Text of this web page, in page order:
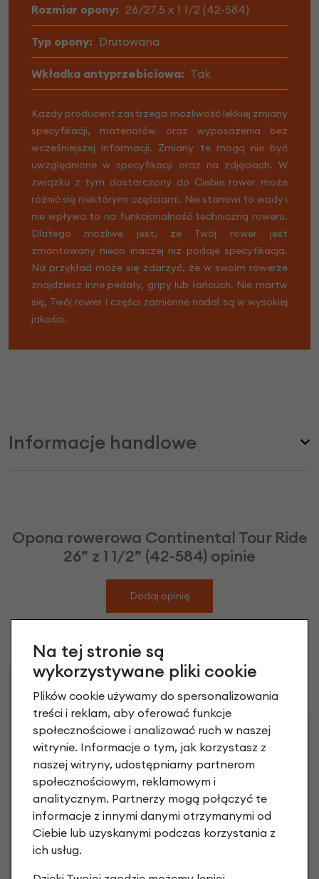
Rozmiar opony: 26/27.5 x 1 1/2 (42-584)
Typ opony: Drutowana
Wkładka antyprzebiciowa: Tak
Każdy producent zastrzega możliwość lekkiej zmiany
specyfikacji, materiałów oraz wyposażenia bez
wcześniejszej informacji. Zmiany te mogą nie być
uwzględnione w specyfikacji oraz na zdjęciach. W
związku z tym dostarczony do Ciebie rower może
różnić się niektórymi częściami. Nie stanowi to wady i
nie wpływa to na funkcjonalność techniczną roweru.
Dlatego możliwe jest, że Twój rower jest
zmontowany nieco inaczej niż podaje specyfikacja.
Na przykład może się zdarzyć, że w swoim rowerze
znajdziesz inne pedały, gripy lub łańcuch. Nie martw
się, Twój rower i części zamienne nadal są w wysokiej
jakości.
Informacje handlowe
Opona rowerowa Continental Tour Ride
26” z 1 1/2” (42-584) opinie
Dodaj opinię
Raty Leasing
Dostępne propozycje
Jak kupić na
e-raty ?
Na tej stronie są
wykorzystywane pliki cookie
Plików cookie używamy do spersonalizowania
treści i reklam, aby oferować funkcje
społecznościowe i analizować ruch w naszej
witrynie. Informacje o tym, jak korzystasz z
naszej witryny, udostępniamy partnerom
społecznościowym, reklamowym i
analitycznym. Partnerzy mogą połączyć te
informacje z innymi danymi otrzymanymi od
Ciebie lub uzyskanymi podczas korzystania z
ich usług.